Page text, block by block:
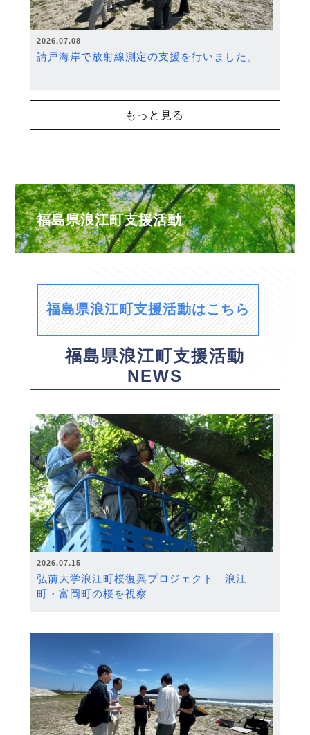
2026.07.08
請戸海岸で放射線測定の支援を行いました。
もっと見る
福島県浪江町支援活動
福島県浪江町支援活動はこちら
福島県浪江町支援活動
NEWS
2026.07.15
弘前大学浪江町桜復興プロジェクト 浪江
町・富岡町の桜を視察